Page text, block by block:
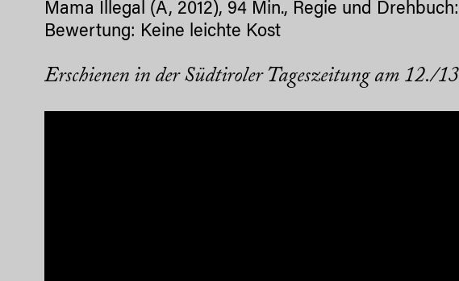
Mama Illegal (A, 2012), 94 Min., Regie und
Bewertung: Keine leichte Kost
Erschienen in der Südtiroler Tageszeitung am 12./